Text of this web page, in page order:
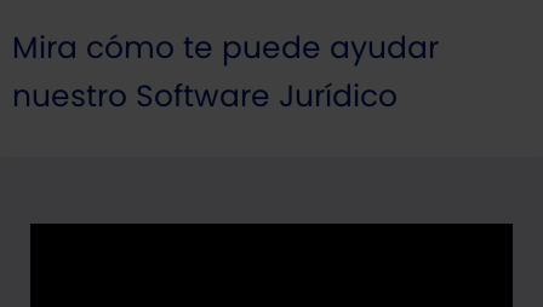
Mira cómo te puede ayudar
nuestro Software Jurídico